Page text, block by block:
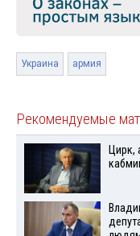
Украина армия
Рекомендуемые
Цирк,